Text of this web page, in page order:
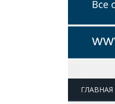
ГЛАВНАЯ